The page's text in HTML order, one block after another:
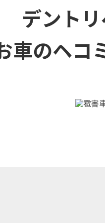
デント
車のヘコ